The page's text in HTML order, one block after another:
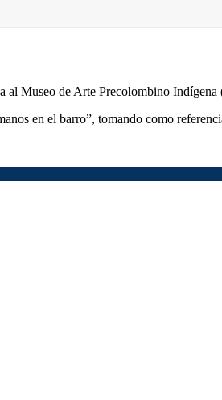
al Museo de Arte Precolombino
en el barro”, tomando como